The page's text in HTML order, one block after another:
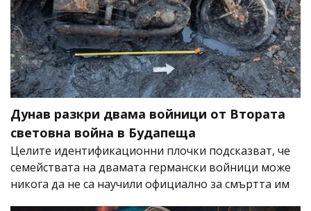
Дунав разкри двама войници от Втората
световна война в Будапеща
Целите идентификационни плочки подсказват, че
семействата на двамата германски войници може
никога да не са научили официално за смъртта им